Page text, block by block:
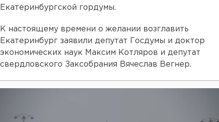
Екатеринбургской гордумы.
К настоящему времени о желании возглавить
Екатеринбург заявили депутат Госдумы и доктор
экономических наук Максим Котляров и депутат
свердловского Заксобрания Вячеслав Вегнер.